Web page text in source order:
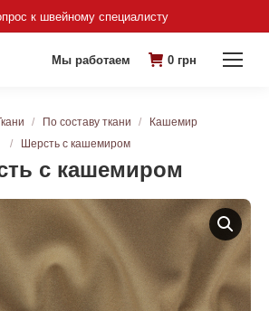
к швейному специалисту
Мы работаем 0 грн
с кашемиром
По составу ткани
Кашемир
Шерсть с кашемиром